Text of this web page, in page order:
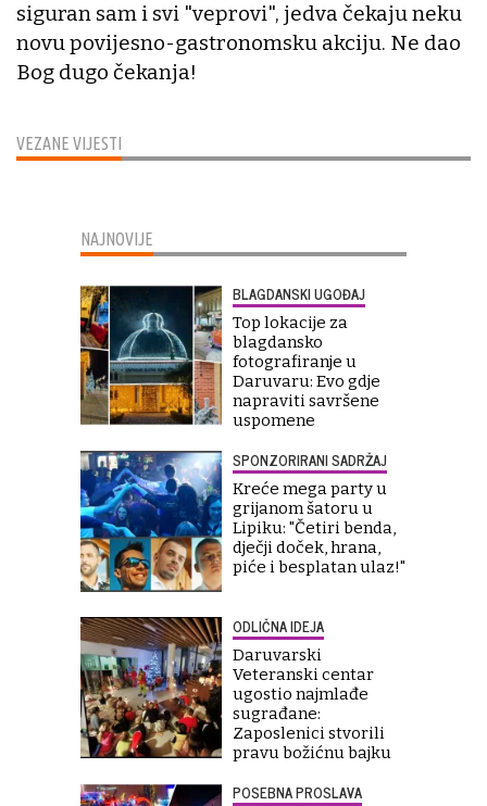
VEZANE VIJESTI
siguran sam i svi "veprovi", jedva čekaju neku
novu povijesno-gastronomsku akciju. Ne dao
Bog dugo čekanja!
NAJNOVIJE
BLAGDANSKI UGOĐAJ
Top lokacije za
blagdansko
fotografiranje u
Daruvaru: Evo gdje
napraviti savršene
uspomene
SPONZORIRANI SADRŽAJ
Kreće mega party u
grijanom šatoru u
Lipiku: "Četiri benda,
dječji doček, hrana,
piće i besplatan ulaz!"
ODLIČNA IDEJA
Daruvarski
Veteranski centar
ugostio najmlađe
sugrađane:
Zaposlenici stvorili
pravu božićnu bajku
POSEBNA PROSLAVA